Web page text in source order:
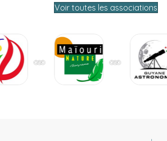
Voir toutes les associations